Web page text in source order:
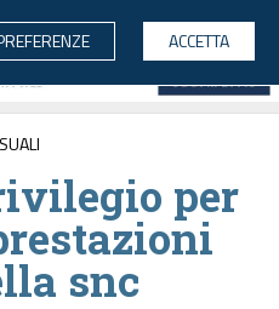
per
snc
ACCETTA